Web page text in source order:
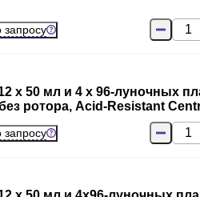
запросу
х 50 мл и 4 х 96-луночных
ротора, Acid-Resistant
запросу